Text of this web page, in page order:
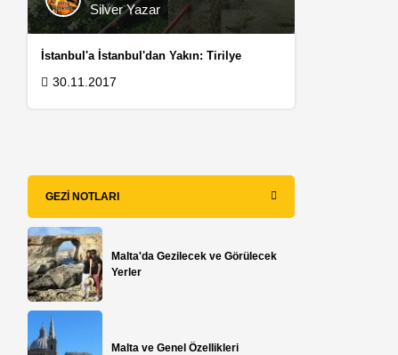
Silver Yazar
İstanbul'a İstanbul'dan Yakın: Tirilye
30.11.2017
GEZI NOTLARI
Malta'da Gezilecek ve Görülecek
Yerler
Malta ve Genel Özellikleri